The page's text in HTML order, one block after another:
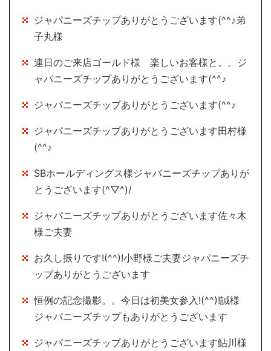
ジャパニーズチップありがとうございます(^^♪弟
子丸様
連日のご来店ゴールド様 楽しいお客様と。。ジ
ャパニーズチップありがとうございます(^^♪
ジャパニーズチップありがとうございます(^^♪
ジャパニーズチップありがとうございます田村様
(^^♪
SBホールディングス様ジャパニーズチップありが
とうございます(^▽^)/
ジャパニーズチップありがとうございます佐々木
様ご夫妻
お久し振りです!(^^)!小野様ご夫妻ジャパニーズチ
ップありがとうございます
恒例の記念撮影。。今日は初美女参入!(^^)!誠様
ジャパニーズチップもありがとうございます
ジャパニーズチップありがとうございます鮎川様